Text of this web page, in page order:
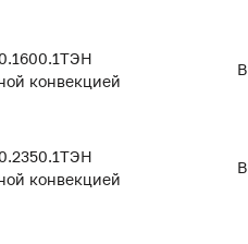
конвекцией
конвекцией